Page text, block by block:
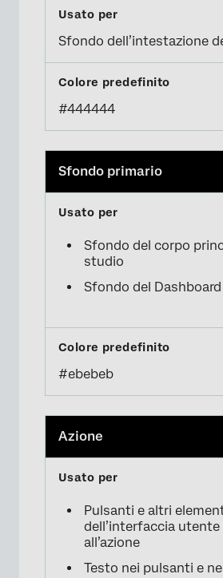
Sfondo dell’intestazione
#444444
Sfondo primario
Sfondo del corpo
studio
Sfondo del Dashboard
#ebebeb
Azione
Pulsanti e altri
dell’interfaccia utente
all’azione
Testo nei pulsanti e